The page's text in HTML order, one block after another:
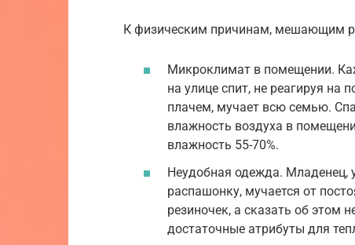
К физическим причинам, мешающим
Микроклимат в помещении.
на улице спит, не реагируя на
плачем, мучает всю семью.
влажность воздуха в
влажность 55-70%.
Неудобная одежда. Младенец,
распашонку, мучается от
резиночек, а сказать об этом
достаточные атрибуты для